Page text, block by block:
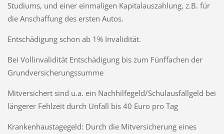
Studiums, und einer einmaligen Kapitalauszahlung, z.B. für
die Anschaffung des ersten Autos.
Entschädigung schon ab 1% Invalidität.
Bei Vollinvalidität Entschädigung bis zum Fünffachen der
Grundversicherungssumme
Mitversichert sind u.a. ein Nachhilfegeld/Schulausfallgeld bei
längerer Fehlzeit durch Unfall bis 40 Euro pro Tag
Krankenhaustagegeld: Durch die Mitversicherung eines